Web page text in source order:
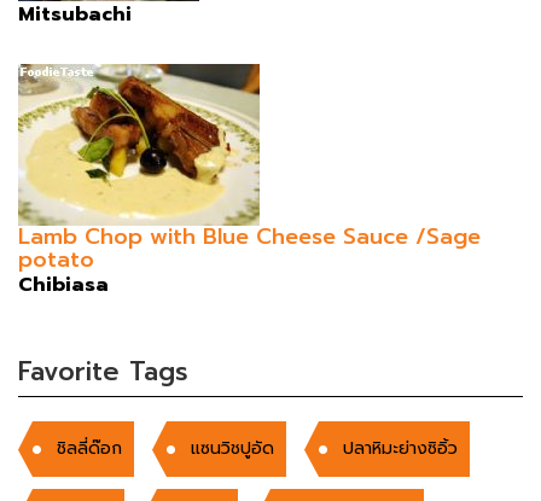
Mitsubachi
Lamb Chop with Blue Cheese Sauce /Sage
potato
Chibiasa
Favorite Tags
ชิลลี่ด๊อก แซนวิชปูอัด ปลาหิมะย่างซิอิ้ว